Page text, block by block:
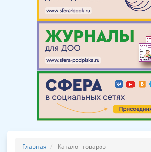
Главная Каталог товаров